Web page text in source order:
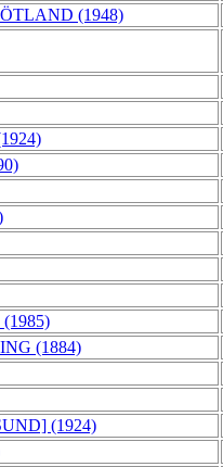
(1948)
(1884)
(1924)